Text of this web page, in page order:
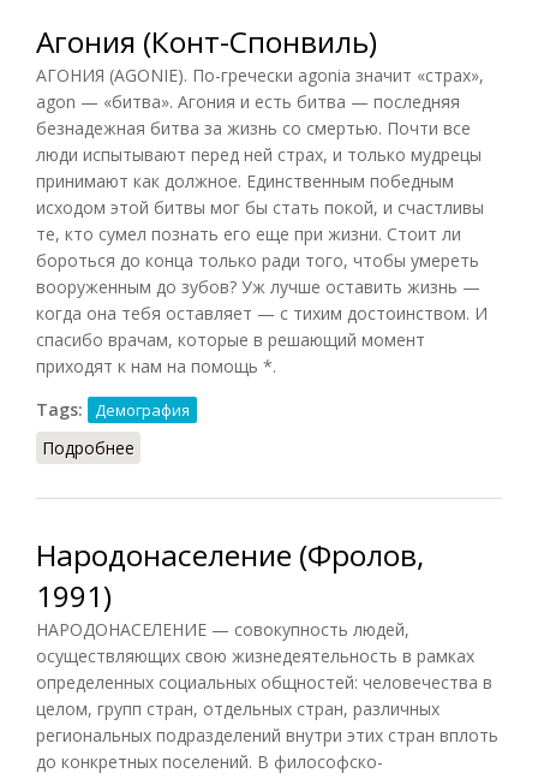
Агония (Конт-Спонвиль)
АГОНИЯ (AGONIE). По-гречески agonia значит «страх»,
agon — «битва». Агония и есть битва — последняя
безнадежная битва за жизнь со смертью. Почти все
люди испытывают перед ней страх, и только мудрецы
принимают как должное. Единственным победным
исходом этой битвы мог бы стать покой, и счастливы
те, кто сумел познать его еще при жизни. Стоит ли
бороться до конца только ради того, чтобы умереть
вооруженным до зубов? Уж лучше оставить жизнь —
когда она тебя оставляет — с тихим достоинством. И
спасибо врачам, которые в решающий момент
приходят к нам на помощь *.
Tags:
Демография
Подробнее
Народонаселение (Фролов,
1991)
НАРОДОНАСЕЛЕНИЕ — совокупность людей,
осуществляющих свою жизнедеятельность в рамках
определенных социальных общностей: человечества в
целом, групп стран, отдельных стран, различных
региональных подразделений внутри этих стран вплоть
до конкретных поселений. В философско-